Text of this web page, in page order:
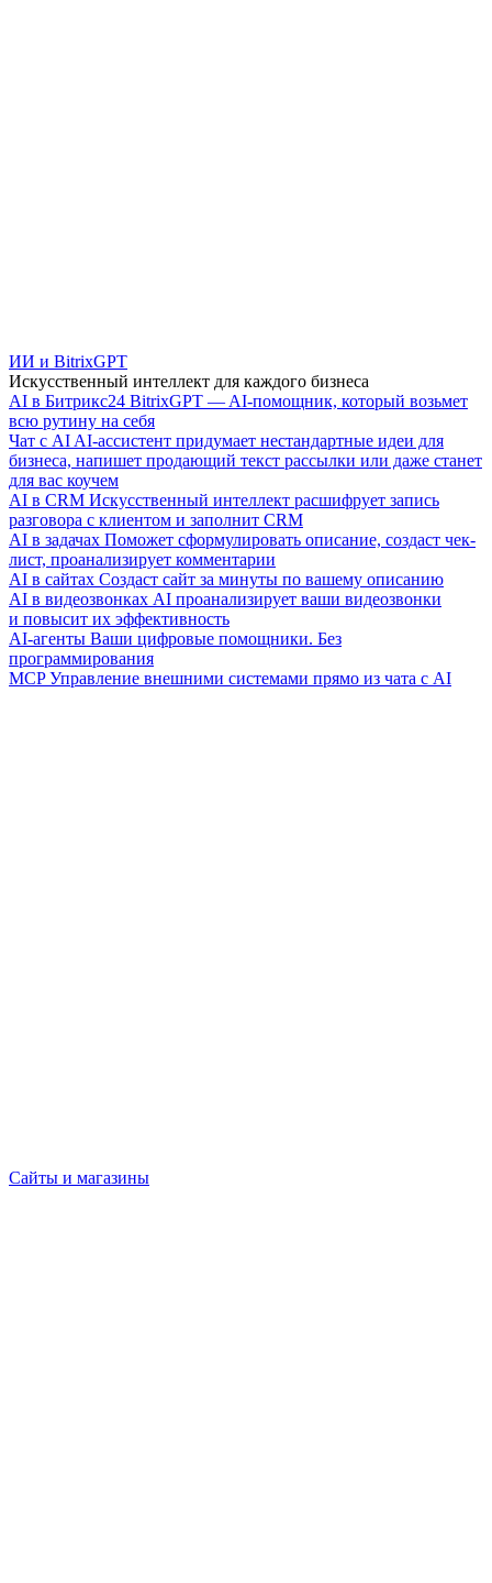
ИИ и BitrixGPT
Искусственный интеллект для каждого бизнеса
AI в Битрикс24 BitrixGPT — AI-помощник, который возьмет
всю рутину на себя
Чат с AI AI-ассистент придумает нестандартные идеи для
бизнеса, напишет продающий текст рассылки или даже станет
для вас коучем
AI в CRM Искусственный интеллект расшифрует запись
разговора с клиентом и заполнит CRM
AI в задачах Поможет сформулировать описание, создаст чек-
лист, проанализирует комментарии
AI в сайтах Создаст сайт за минуты по вашему описанию
AI в видеозвонках AI проанализирует ваши видеозвонки
и повысит их эффективность
AI-агенты Ваши цифровые помощники. Без
программирования
MCP Управление внешними системами прямо из чата с AI
Сайты и магазины